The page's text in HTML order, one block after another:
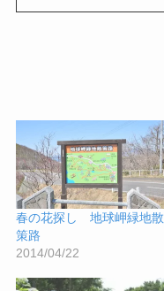
春の花探し 地球岬緑地散
策路
2014/04/22